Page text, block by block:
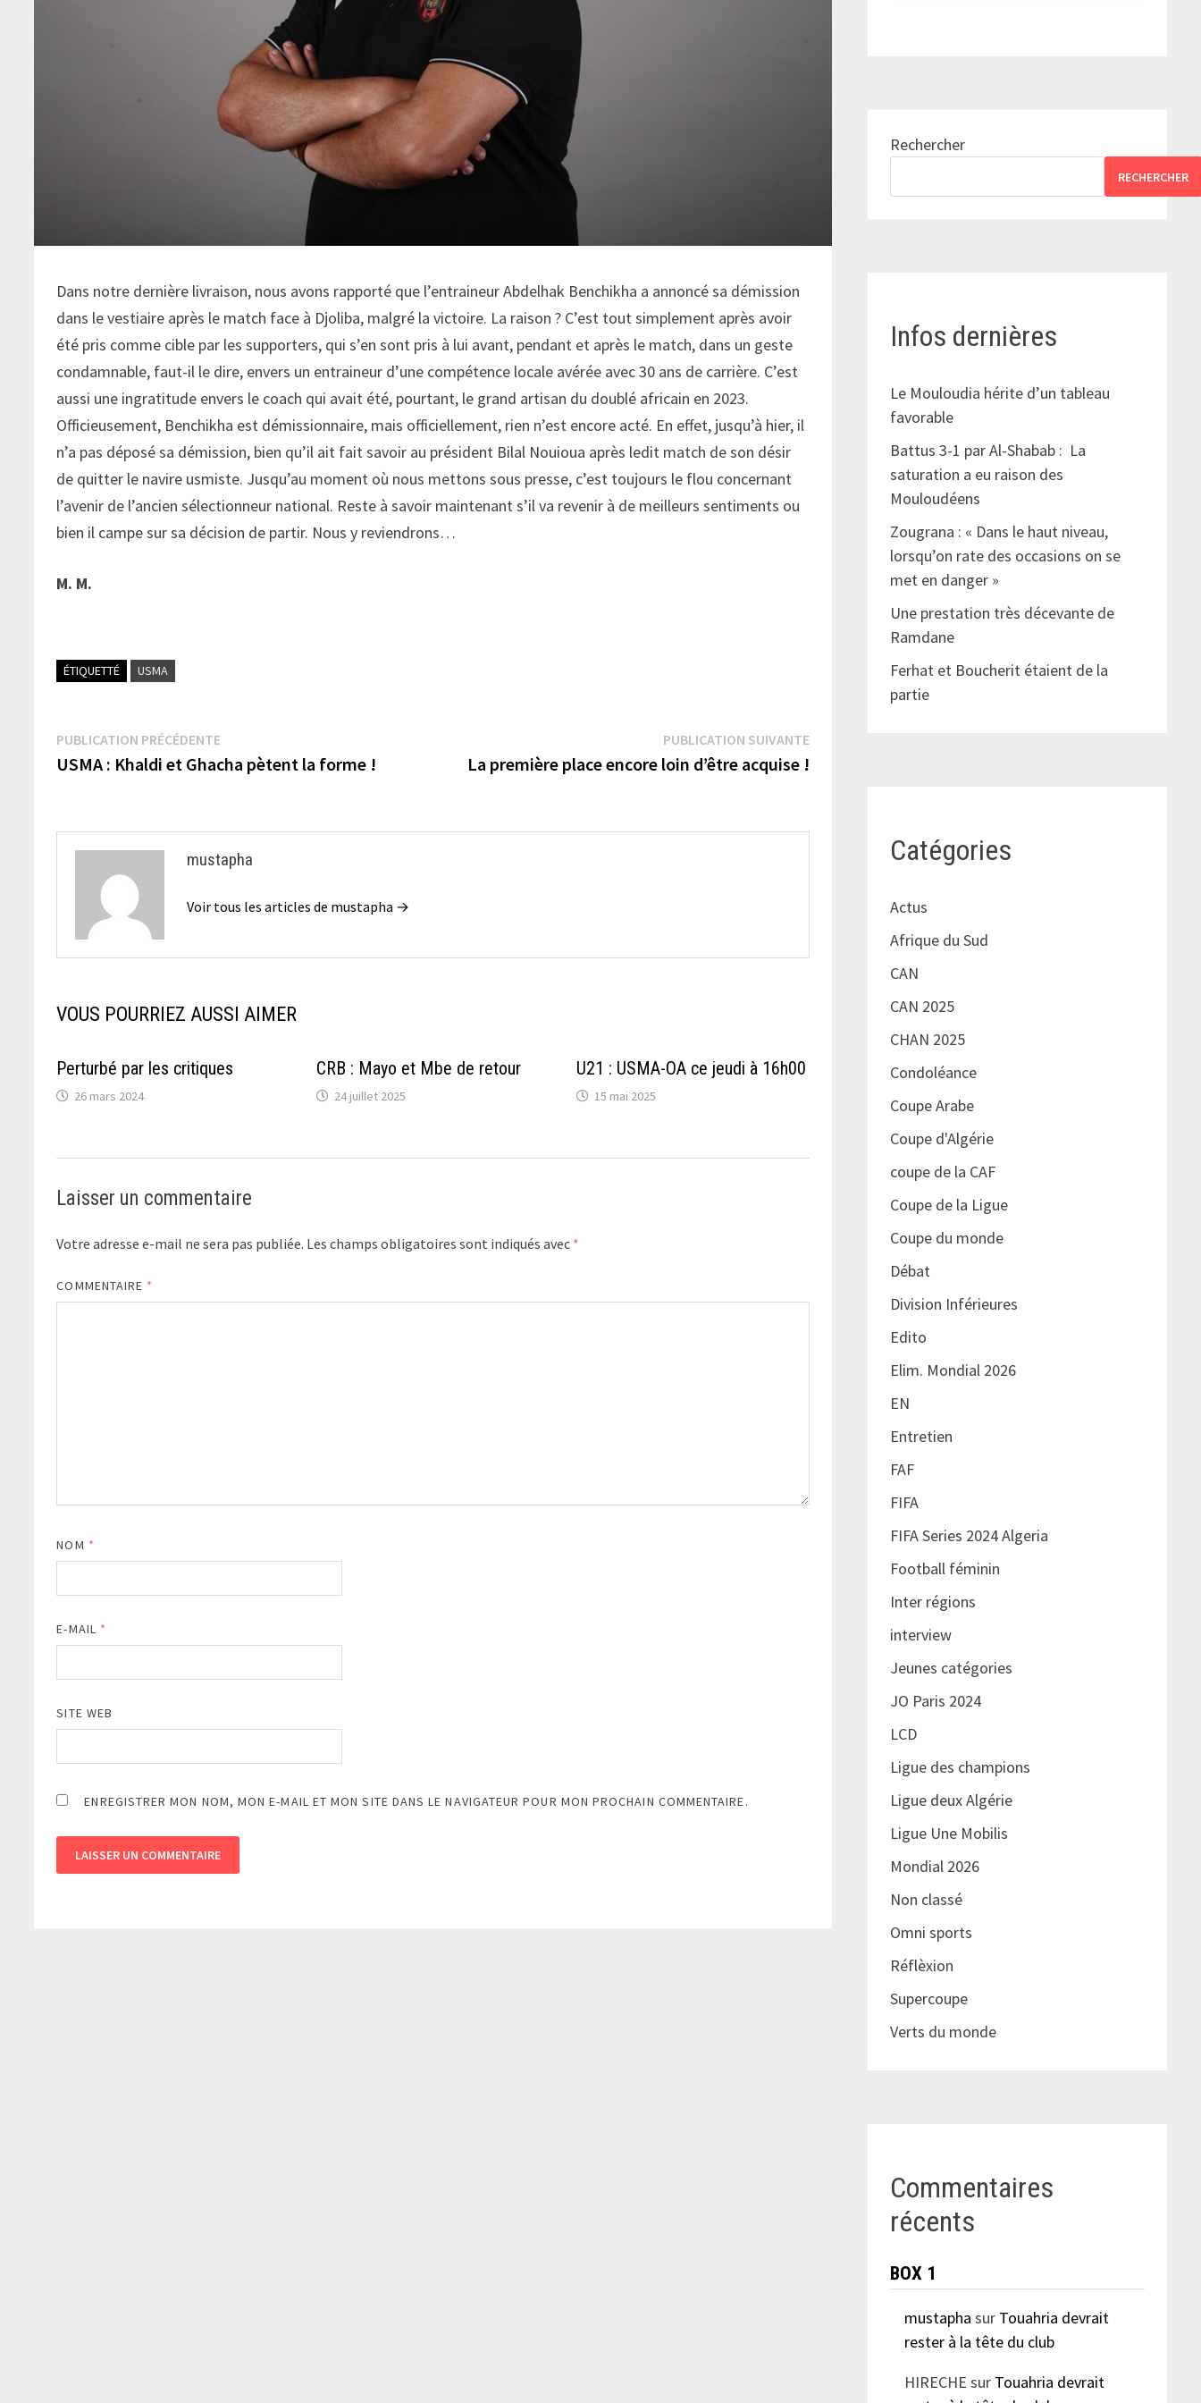
Dans notre dernière livraison, nous avons rapporté que l’entraineur Abdelhak Benchikha a annoncé sa démission
dans le vestiaire après le match face à Djoliba, malgré la victoire. La raison ? C’est tout simplement après avoir
été pris comme cible par les supporters, qui s’en sont pris à lui avant, pendant et après le match, dans un geste
condamnable, faut-il le dire, envers un entraineur d’une compétence locale avérée avec 30 ans de carrière. C’est
aussi une ingratitude envers le coach qui avait été, pourtant, le grand artisan du doublé africain en 2023.
Officieusement, Benchikha est démissionnaire, mais officiellement, rien n’est encore acté. En effet, jusqu’à hier, il
n’a pas déposé sa démission, bien qu’il ait fait savoir au président Bilal Nouioua après ledit match de son désir
de quitter le navire usmiste. Jusqu’au moment où nous mettons sous presse, c’est toujours le flou concernant
l’avenir de l’ancien sélectionneur national. Reste à savoir maintenant s’il va revenir à de meilleurs sentiments ou
bien il campe sur sa décision de partir. Nous y reviendrons…
M. M.
ÉTIQUETTÉ USMA
Navigation
de
PUBLICATION PRÉCÉDENTEPublication
précédente :
USMA : Khaldi et Ghacha pètent la forme !
PUBLICATION SUIVANTEPublication
suivante :
La première place encore loin d’être acquise !
mustapha
Voir tous les articles de mustapha →
VOUS POURRIEZ AUSSI AIMER
Perturbé par les critiques
26 mars 2024
CRB : Mayo et Mbe de retour
24 juillet 2025
U21 : USMA-OA ce jeudi à 16h00
15 mai 2025
Laisser un commentaire
Votre adresse e-mail ne sera pas publiée. Les champs obligatoires sont indiqués avec *
COMMENTAIRE *
NOM *
E-MAIL *
SITE WEB
ENREGISTRER MON NOM, MON E-MAIL ET MON SITE DANS LE NAVIGATEUR POUR MON PROCHAIN COMMENTAIRE.
Rechercher
RECHERCHER
Infos dernières
Le Mouloudia hérite d’un tableau
favorable
Battus 3-1 par Al-Shabab : La
saturation a eu raison des
Mouloudéens
Zougrana : « Dans le haut niveau,
lorsqu’on rate des occasions on se
met en danger »
Une prestation très décevante de
Ramdane
Ferhat et Boucherit étaient de la
partie
Catégories
Actus
Afrique du Sud
CAN
CAN 2025
CHAN 2025
Condoléance
Coupe Arabe
Coupe d'Algérie
coupe de la CAF
Coupe de la Ligue
Coupe du monde
Débat
Division Inférieures
Edito
Elim. Mondial 2026
EN
Entretien
FAF
FIFA
FIFA Series 2024 Algeria
Football féminin
Inter régions
interview
Jeunes catégories
JO Paris 2024
LCD
Ligue des champions
Ligue deux Algérie
Ligue Une Mobilis
Mondial 2026
Non classé
Omni sports
Réflèxion
Supercoupe
Verts du monde
Commentaires
récents
BOX 1
mustapha sur Touahria devrait
rester à la tête du club
HIRECHE sur Touahria devrait